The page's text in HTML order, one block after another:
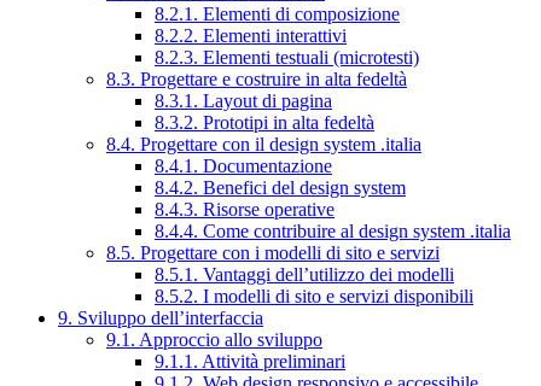
8.2.1. Elementi di composizione
8.2.2. Elementi interattivi
8.2.3. Elementi testuali (microtesti)
8.3. Progettare e costruire in alta fedeltà
8.3.1. Layout di pagina
8.3.2. Prototipi in alta fedeltà
8.4. Progettare con il design system .italia
8.4.1. Documentazione
8.4.2. Benefici del design system
8.4.3. Risorse operative
8.4.4. Come contribuire al design system .italia
8.5. Progettare con i modelli di sito e servizi
8.5.1. Vantaggi dell’utilizzo dei modelli
8.5.2. I modelli di sito e servizi disponibili
9. Sviluppo dell’interfaccia
9.1. Approccio allo sviluppo
9.1.1. Attività preliminari